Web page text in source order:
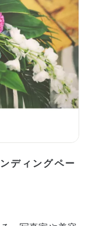
ディングペー